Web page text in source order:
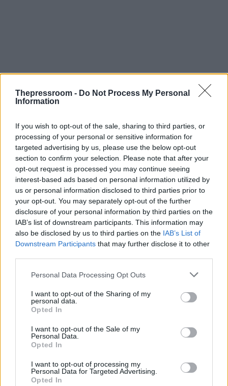
Thepressroom - Do Not Process My Personal
Information
If you wish to opt-out of the sale, sharing to third parties, or
processing of your personal or sensitive information for
targeted advertising by us, please use the below opt-out
section to confirm your selection. Please note that after your
opt-out request is processed you may continue seeing
interest-based ads based on personal information utilized by
us or personal information disclosed to third parties prior to
your opt-out. You may separately opt-out of the further
disclosure of your personal information by third parties on the
IAB’s list of downstream participants. This information may
also be disclosed by us to third parties on the IAB’s List of
Downstream Participants that may further disclose it to other
Please note that this website/app uses one or more Google
not limited to your visit or usage behaviour. You may click to
grant or deny consent to Google and its third-party tags to
use your data for below specified purposes in below Google
consent section.
Personal Data Processing Opt Outs
I want to opt-out of the Sharing of my
personal data.
Opted In
I want to opt-out of the Sale of my
Personal Data.
Opted In
I want to opt-out of processing my
Personal Data for Targeted Advertising.
Opted In
γεγονός ότι ο Πάπας Λέων προωθεί ένα όραμα
πολυμέρειας και ηθικής κρίσης που έρχεται σε
ευθεία σύγκρουση με τις μονομερείς
στρατιωτικές ενέργειες των Ηνωμένων Πολιτειών.
συμπατριώτες του αποκαλούν οικεία «Μπομπ»,
είναι ιδιαίτερα ισχυρή στην αμερικανική κοινή
ένας θεσμός με διαχρονικό κύρος. Ενώ η
Ουάσιγκτον θα επιθυμούσε έναν ήπιο Πάπα για